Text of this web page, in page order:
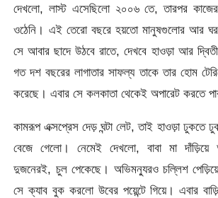
দেখলো, লাস্ট এসেছিলো ২০০৬ তে, তারপর
ওঠেনি। এই তেরো বছরে হয়তো মানুষগুলোর আর
সে আবার ছাদে উঠবে রাতে, দেখবে হাওড়া আর
গত দশ বছরের লাগাতার সাফল্য তাকে তার হোম
করেছে। এবার সে কলকাতা থেকেই অপারেট করতে
কামরূপ এক্সপ্রেস দেড় ঘন্টা লেট, তাই হাওড়া ঢুকতে
বেজে গেলো। নেমেই দেখলো, বাবা মা
দুজনেরই, চুল পেকেছে। অভিমন্যুরও চল্লিশ
সে ক্যাব বুক করলো উবের পয়েন্টে গিয়ে। এবার